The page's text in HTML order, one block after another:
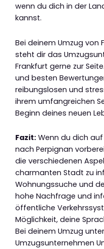
wenn du dich in der
kannst.
Bei deinem Umzug von
steht dir das
Frankfurt gerne zur
und besten
reibungslosen und
ihrem umfangreichen
Beginn deines neuen
Fazit: Wenn du dich
nach Perpignan
die verschiedenen
charmanten Stadt zu
Wohnungssuche und
hohe Nachfrage und
öffentliche
Möglichkeit, deine
Bei deinem Umzug
Umzugsunternehmen